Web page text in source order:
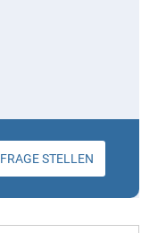
FRAGE STELLEN